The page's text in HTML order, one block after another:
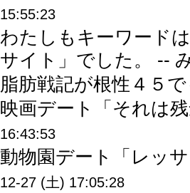
15:55:23
わたしもキーワード
サイト」でした。 --
脂肪戦記が根性４５
映画デート「それは
16:43:53
動物園デート「レッ
12-27 (土) 17:05:28